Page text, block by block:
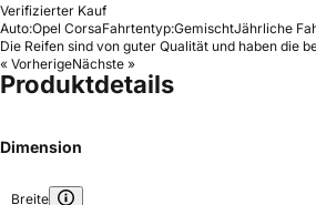
Verifizierter Kauf
Auto:Opel CorsaFahrtentyp:GemischtJährliche
Die Reifen sind von guter Qualität und haben die
« VorherigeNächste »
Produktdetails
Dimension
Breite